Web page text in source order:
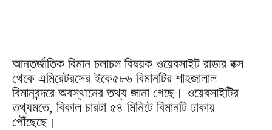
আন্তর্জাতিক বিমান চলাচল বিষয়ক ওয়েবসাইট রাডার বক্স
থেকে এমিরেটরসের ইকে৫৮৬ বিমানটির শাহজালাল
বিমানবন্দরে অবস্থানের তথ্য জানা গেছে। ওয়েবসাইটির
তথ্যমতে, বিকাল চারটা ৫৪ মিনিটে বিমানটি ঢাকায়
পৌঁছেছে।